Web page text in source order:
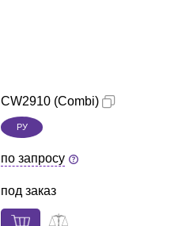
CW2910 (Combi)
РУ
по запросу
под заказ